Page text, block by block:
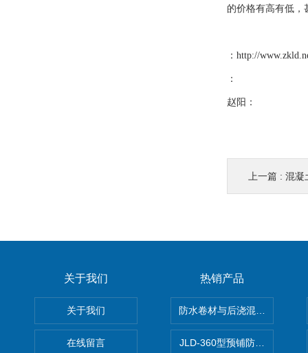
的价格有高有低，
： http://
：
赵阳：
上一篇 : 混凝
关于我们
关于我们
在线留言
热销产品
防水卷材与后浇混凝土剥离强
JLD-360型预铺防水卷材抗冲